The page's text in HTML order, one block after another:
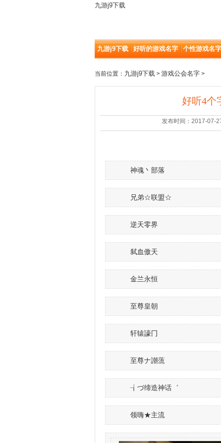
九游j9下载
九游j9下载 好听的游戏名字 个性游戏名字
当前位置： 九游j9下载 > 游戏公会名字 >
好听4个
发布时间：2017-07-
神魂丶部落
兄弟☆联盟☆
逆天零界
弑血傲天
金兰永恒
至尊皇朝
轩辕譹冂
至尊ナ謿蓅
┧づ缔造神话゛
领嗨★主流